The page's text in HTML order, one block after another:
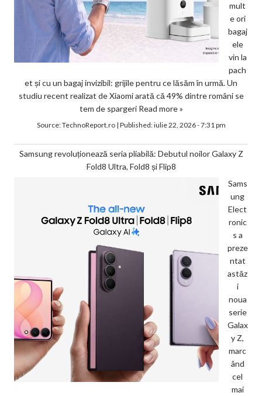
mult
e ori
bagaj
ele
vin la
pach
et și cu un bagaj invizibil: grijile pentru ce lăsăm în urmă. Un
studiu recent realizat de Xiaomi arată că 49% dintre români se
tem de spargeri Read more »
Source:TechnoReport.ro| Published:iulie 22, 2026 - 7:31 pm
Samsung revoluționează seria pliabilă: Debutul noilor Galaxy Z
Fold8 Ultra, Fold8 și Flip8
Sams
ung
Elect
ronic
s a
preze
ntat
astăz
i
noua
serie
Galax
y Z,
marc
ând
cel
mai